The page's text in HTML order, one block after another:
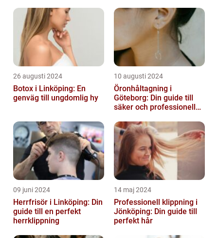
26 augusti 2024
Botox i Linköping: En
genväg till ungdomlig hy
10 augusti 2024
Öronhåltagning i
Göteborg: Din guide till
säker och professionell
09 juni 2024
Herrfrisör i Linköping: Din
guide till en perfekt
herrklippning
14 maj 2024
Professionell klippning i
Jönköping: Din guide till
perfekt hår